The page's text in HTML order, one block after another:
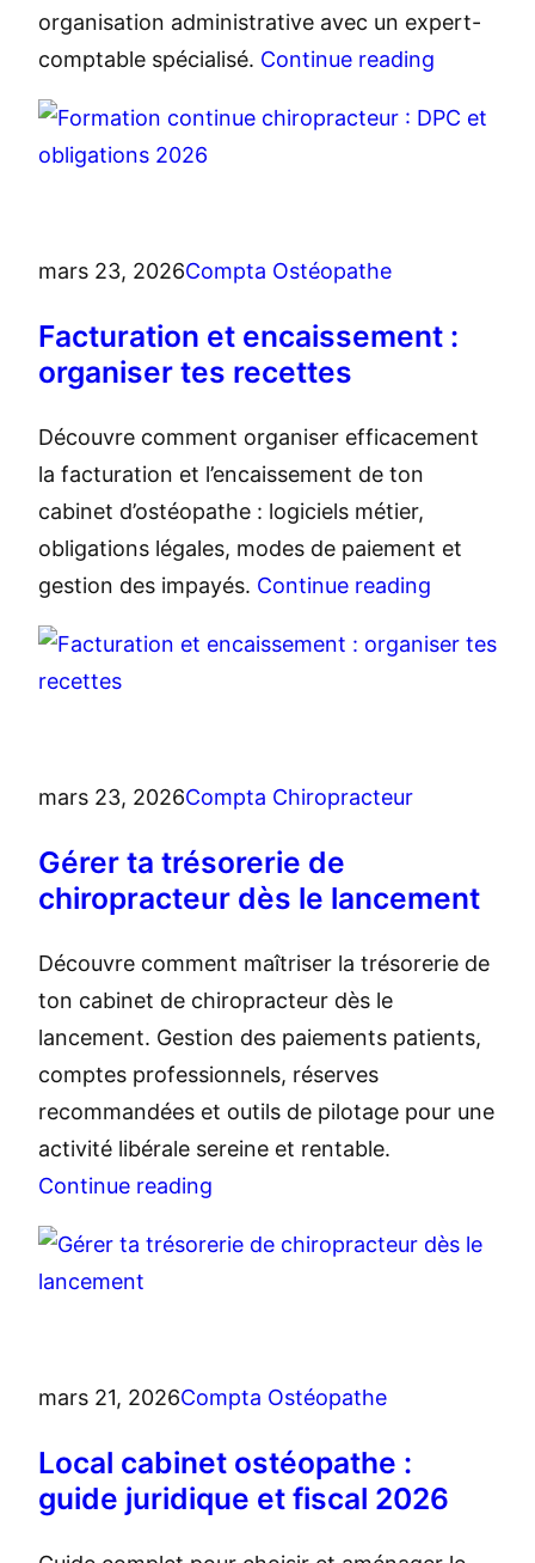
organisation administrative avec un expert-
comptable spécialisé. Continue reading
mars 23, 2026Compta Ostéopathe
Facturation et encaissement :
organiser tes recettes
Découvre comment organiser efficacement
la facturation et l’encaissement de ton
cabinet d’ostéopathe : logiciels métier,
obligations légales, modes de paiement et
gestion des impayés. Continue reading
mars 23, 2026Compta Chiropracteur
Gérer ta trésorerie de
chiropracteur dès le lancement
Découvre comment maîtriser la trésorerie de
ton cabinet de chiropracteur dès le
lancement. Gestion des paiements patients,
comptes professionnels, réserves
recommandées et outils de pilotage pour une
activité libérale sereine et rentable.
Continue reading
mars 21, 2026Compta Ostéopathe
Local cabinet ostéopathe :
guide juridique et fiscal 2026